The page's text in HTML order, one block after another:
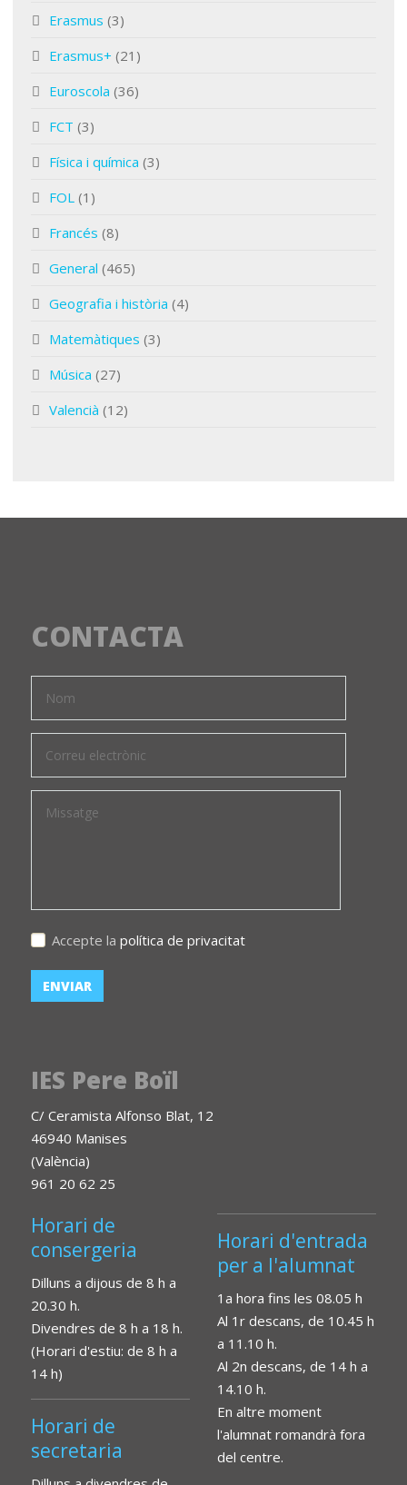
Erasmus (3)
Erasmus+ (21)
Euroscola (36)
FCT (3)
Física i química (3)
FOL (1)
Francés (8)
General (465)
Geografia i història (4)
Matemàtiques (3)
Música (27)
Valencià (12)
CONTACTA
Accepte la política de privacitat
IES Pere Boïl
C/ Ceramista Alfonso Blat, 12
46940 Manises
(València)
961 20 62 25
Horari de
consergeria
Dilluns a dijous de 8 h a
20.30 h.
Divendres de 8 h a 18 h.
(Horari d'estiu: de 8 h a
14 h)
Horari de
secretaria
Horari d'entrada
per a l'alumnat
1a hora fins les 08.05 h
Al 1r descans, de 10.45 h
a 11.10 h.
Al 2n descans, de 14 h a
14.10 h.
En altre moment
l'alumnat romandrà fora
del centre.